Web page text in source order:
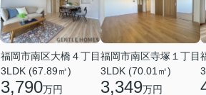
福岡市南区大橋４丁目
3LDK (67.89㎡)
3,790万円
福岡市南区寺塚１丁目
3LDK (70.01㎡)
3,349万円